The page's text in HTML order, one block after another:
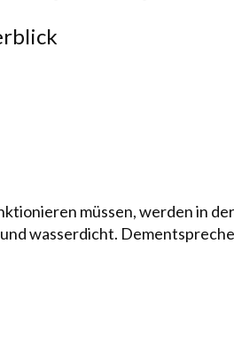
müs­sen, wer­den in
was­serdicht.